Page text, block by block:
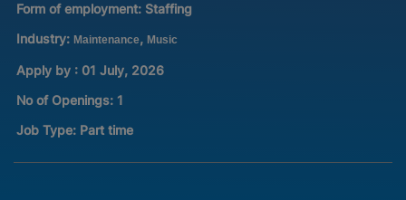
Form of employment: Staffing
Industry: Maintenance, Music
Apply by : 01 July, 2026
No of Openings: 1
Job Type: Part time